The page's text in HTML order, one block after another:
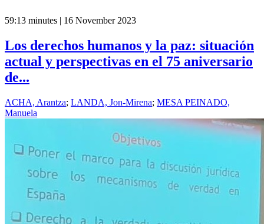
59:13 minutes | 16 November 2023
Los derechos humanos y la paz: situación
actual y perspectivas en el 75 aniversario
de...
ACHA, Arantza; LANDA, Jon-Mirena; MESA PEINADO,
Manuela